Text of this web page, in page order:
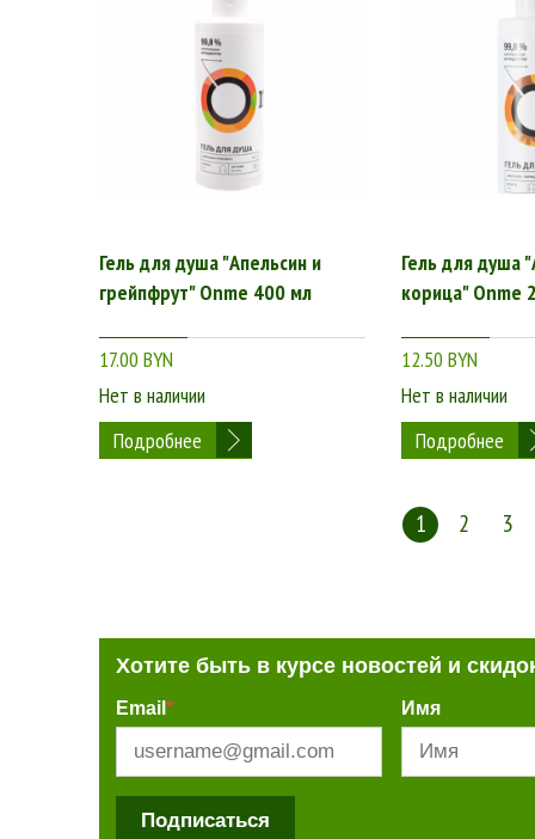
Гель для душа "Апельсин и
грейпфрут" Onme 400 мл
17.00 BYN
Нет в наличии
Подробнее
Гель для душа
корица" Onme
12.50 BYN
Нет в наличии
Подробнее
1 2 3
Хотите быть в курсе новостей и
Email * Имя
Подписаться